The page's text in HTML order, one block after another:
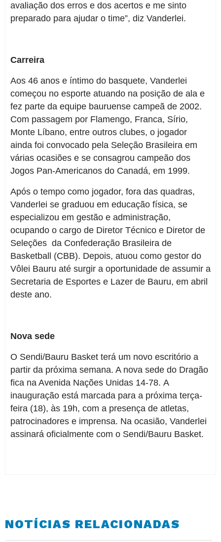
avaliação dos erros e dos acertos e me sinto
preparado para ajudar o time”, diz Vanderlei.
Carreira
Aos 46 anos e íntimo do basquete, Vanderlei
começou no esporte atuando na posição de ala e
fez parte da equipe bauruense campeã de 2002.
Com passagem por Flamengo, Franca, Sírio,
Monte Líbano, entre outros clubes, o jogador
ainda foi convocado pela Seleção Brasileira em
várias ocasiões e se consagrou campeão dos
Jogos Pan-Americanos do Canadá, em 1999.
Após o tempo como jogador, fora das quadras,
Vanderlei se graduou em educação física, se
especializou em gestão e administração,
ocupando o cargo de Diretor Técnico e Diretor de
Seleções da Confederação Brasileira de
Basketball (CBB). Depois, atuou como gestor do
Vôlei Bauru até surgir a oportunidade de assumir a
Secretaria de Esportes e Lazer de Bauru, em abril
deste ano.
Nova sede
O Sendi/Bauru Basket terá um novo escritório a
partir da próxima semana. A nova sede do Dragão
fica na Avenida Nações Unidas 14-78. A
inauguração está marcada para a próxima terça-
feira (18), às 19h, com a presença de atletas,
patrocinadores e imprensa. Na ocasião, Vanderlei
assinará oficialmente com o Sendi/Bauru Basket.
NOTÍCIAS RELACIONADAS